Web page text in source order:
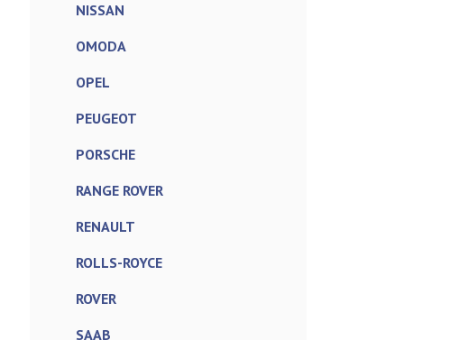
NISSAN
OMODA
OPEL
PEUGEOT
PORSCHE
RANGE ROVER
RENAULT
ROLLS-ROYCE
ROVER
SAAB